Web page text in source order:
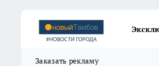
Заказать рекламу